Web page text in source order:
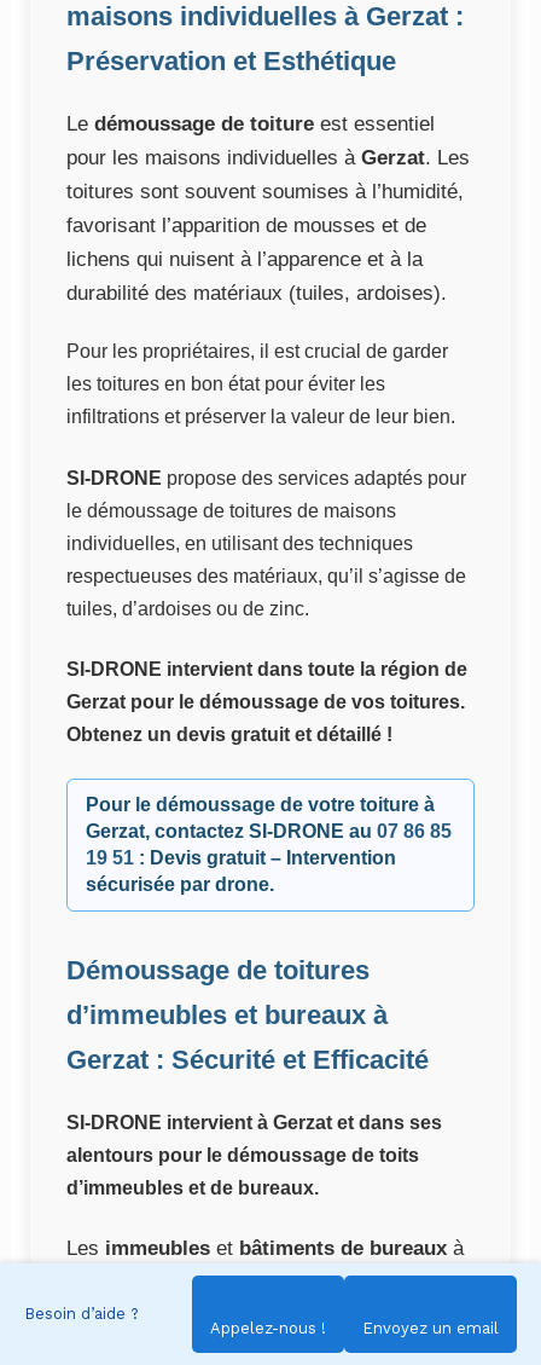
Besoin d’aide ?
Appelez-nous !
Envoyez un email
maisons individuelles à Gerzat :
Préservation et Esthétique
Le démoussage de toitureest essentiel
pour les maisons individuelles à Gerzat. Les
toitures sont souvent soumises à l’humidité,
favorisant l’apparition de mousses et de
lichens qui nuisent à l’apparence et à la
durabilité des matériaux (tuiles, ardoises).
Pour les propriétaires, il est crucial de garder
les toitures en bon état pour éviter les
infiltrations et préserver la valeur de leur bien.
SI-DRONE propose des services adaptés pour
le démoussage de toitures de maisons
individuelles, en utilisant des techniques
respectueuses des matériaux, qu’il s’agisse de
tuiles, d’ardoises ou de zinc.
SI-DRONE intervient dans toute la région de
Gerzat pour le démoussage de vos toitures.
Obtenez un devis gratuit et détaillé !
Pour le démoussage de votre toiture à
Gerzat, contactez SI-DRONE au 07 86 85
19 51: Devis gratuit – Intervention
sécurisée par drone.
Démoussage de toitures
d’immeubles et bureaux à
Gerzat : Sécurité et Efficacité
SI-DRONE intervient à Gerzat et dans ses
alentours pour le démoussage de toits
d’immeubles et de bureaux.
Les immeubleset bâtiments de bureauxà
posent des défis en matière d’accès
et de sécurité.
SI-DRONE
traitement de toiturepardrone,